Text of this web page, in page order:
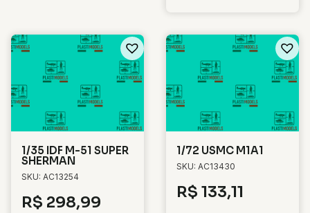
1/35 IDF M-51 SUPER
SHERMAN
SKU: AC13254
R$ 298,99
1/72 USMC M1A1
SKU: AC13430
R$ 133,11